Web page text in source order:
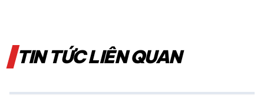
TIN TỨC LIÊN QUAN